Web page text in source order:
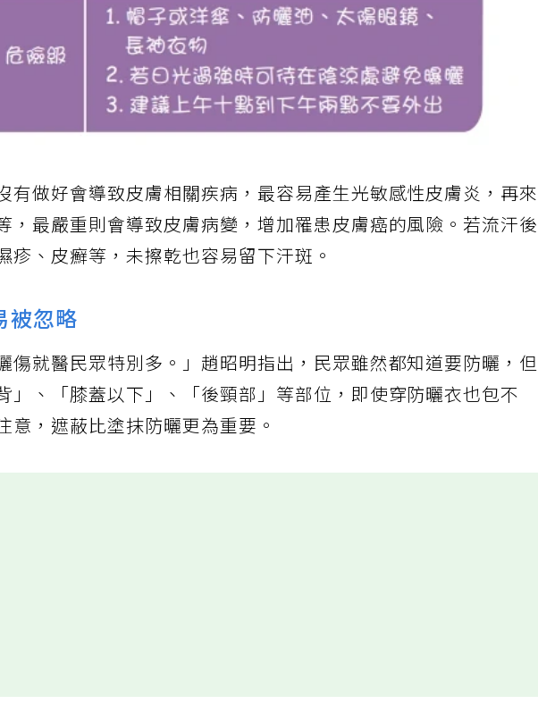
有做好會導致皮膚相關疾病，最容易產生光敏感性皮膚炎，再來
，最嚴重則會導致皮膚病變，增加罹患皮膚癌的風險。若流汗後
疹、皮癬等，未擦乾也容易留下汗斑。
被忽略
傷就醫民眾特別多。」趙昭明指出，民眾雖然都知道要防曬，但
」、「膝蓋以下」、「後頸部」等部位，即使穿防曬衣也包不
意，遮蔽比塗抹防曬更為重要。